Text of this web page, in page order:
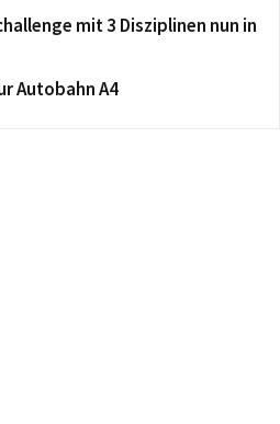
mit 3 Disziplinen nun in
Autobahn A4